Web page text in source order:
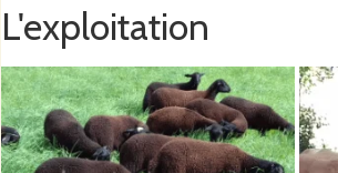
L'exploitation